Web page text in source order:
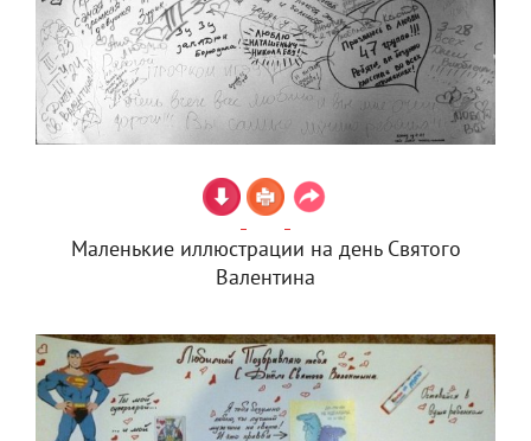
Маленькие иллюстрации на день Святого
Валентина